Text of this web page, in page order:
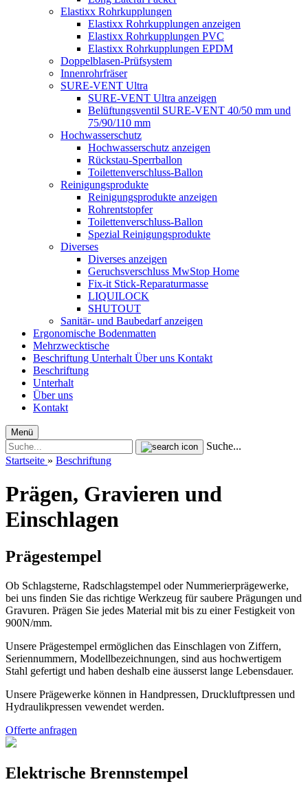
Elastixx Rohrkupplungen
Elastixx Rohrkupplungen anzeigen
Elastixx Rohrkupplungen PVC
Elastixx Rohrkupplungen EPDM
Doppelblasen-Prüfsystem
Innenrohrfräser
SURE-VENT Ultra
SURE-VENT Ultra anzeigen
Belüftungsventil SURE-VENT 40/50 mm und
75/90/110 mm
Hochwasserschutz
Hochwasserschutz anzeigen
Rückstau-Sperrballon
Toilettenverschluss-Ballon
Reinigungsprodukte
Reinigungsprodukte anzeigen
Rohrentstopfer
Toilettenverschluss-Ballon
Spezial Reinigungsprodukte
Diverses
Diverses anzeigen
Geruchsverschluss MwStop Home
Fix-it Stick-Reparaturmasse
LIQUILOCK
SHUTOUT
Sanitär- und Baubedarf anzeigen
Ergonomische Bodenmatten
Mehrzwecktische
Beschriftung Unterhalt Über uns Kontakt
Beschriftung
Unterhalt
Über uns
Kontakt
Menü
Suche...
Startseite » Beschriftung
Prägen, Gravieren und
Einschlagen
Prägestempel
Ob Schlagsterne, Radschlagstempel oder Nummerierprägewerke,
bei uns finden Sie das richtige Werkzeug für saubere Prägungen und
Gravuren. Prägen Sie jedes Material mit bis zu einer Festigkeit von
900N/mm.
Unsere Prägestempel ermöglichen das Einschlagen von Ziffern,
Seriennummern, Modellbezeichnungen, sind aus hochwertigem
Stahl gefertigt und haben deshalb eine äusserst lange Lebensdauer.
Unsere Prägewerke können in Handpressen, Druckluftpressen und
Hydraulikpressen vewendet werden.
Offerte anfragen
Elektrische Brennstempel